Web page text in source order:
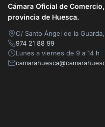
Cámara Oficial de
provincia de Huesca.
C/ Santo Ángel de la
974 21 88 99
Lunes a viernes de 9 a 14 h